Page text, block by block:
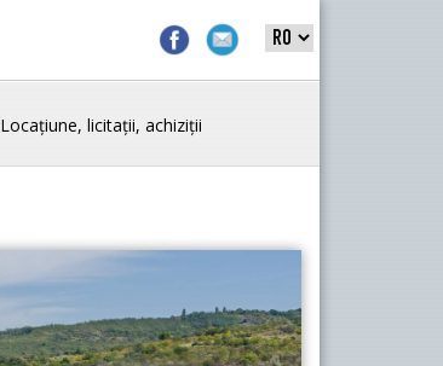
Locațiune, licitații, achiziții